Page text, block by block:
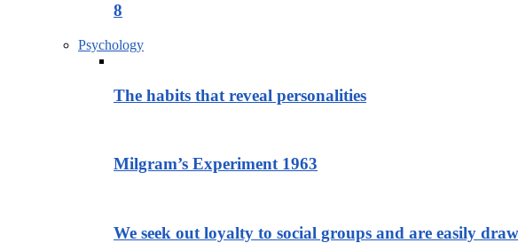
8
Psychology
The habits that reveal personalities
Milgram’s Experiment 1963
We seek out loyalty to social groups and are easily